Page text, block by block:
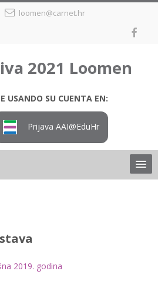
loomen@carnet.hr
2021 Loomen
USANDO SU CUENTA EN:
Prijava AAI@EduHr
2019. godina